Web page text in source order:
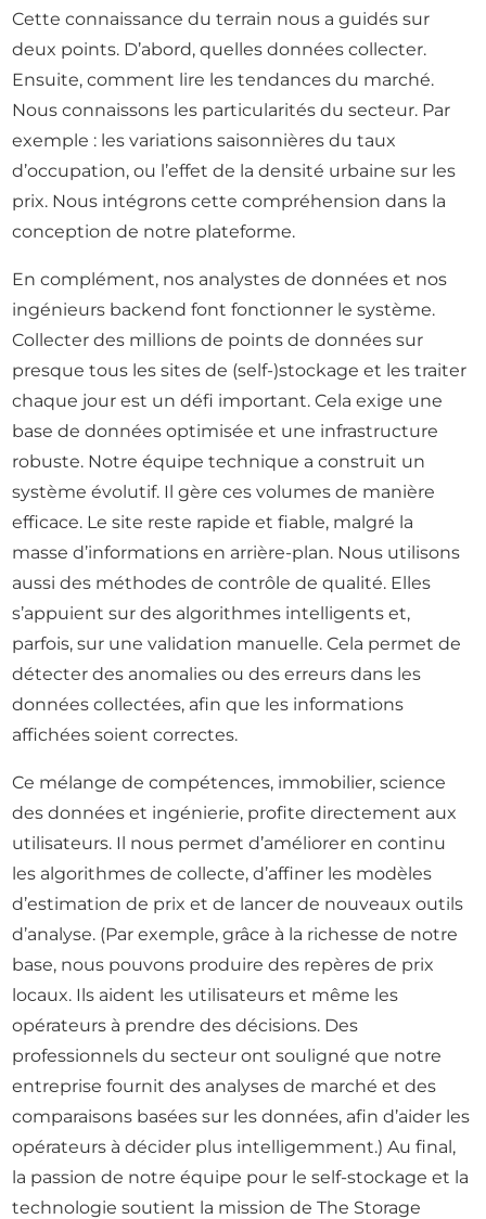
Cette connaissance du terrain nous a guidés sur
deux points. D’abord, quelles données collecter.
Ensuite, comment lire les tendances du marché.
Nous connaissons les particularités du secteur. Par
exemple : les variations saisonnières du taux
d’occupation, ou l’effet de la densité urbaine sur les
prix. Nous intégrons cette compréhension dans la
conception de notre plateforme.
En complément, nos analystes de données et nos
ingénieurs backend font fonctionner le système.
Collecter des millions de points de données sur
presque tous les sites de (self-)stockage et les traiter
chaque jour est un défi important. Cela exige une
base de données optimisée et une infrastructure
robuste. Notre équipe technique a construit un
système évolutif. Il gère ces volumes de manière
efficace. Le site reste rapide et fiable, malgré la
masse d’informations en arrière-plan. Nous utilisons
aussi des méthodes de contrôle de qualité. Elles
s’appuient sur des algorithmes intelligents et,
parfois, sur une validation manuelle. Cela permet de
détecter des anomalies ou des erreurs dans les
données collectées, afin que les informations
affichées soient correctes.
Ce mélange de compétences, immobilier, science
des données et ingénierie, profite directement aux
utilisateurs. Il nous permet d’améliorer en continu
les algorithmes de collecte, d’affiner les modèles
d’estimation de prix et de lancer de nouveaux outils
d’analyse. (Par exemple, grâce à la richesse de notre
base, nous pouvons produire des repères de prix
locaux. Ils aident les utilisateurs et même les
opérateurs à prendre des décisions. Des
professionnels du secteur ont souligné que notre
entreprise fournit des analyses de marché et des
comparaisons basées sur les données, afin d’aider les
opérateurs à décider plus intelligemment.) Au final,
la passion de notre équipe pour le self-stockage et la
technologie soutient la mission de The Storage